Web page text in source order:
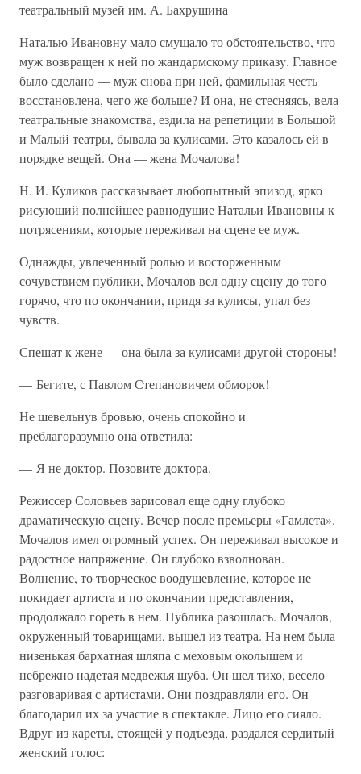
театральный музей им. А. Бахрушина
Наталью Ивановну мало смущало то обстоятельство, что
муж возвращен к ней по жандармскому приказу. Главное
было сделано — муж снова при ней, фамильная честь
восстановлена, чего же больше? И она, не стесняясь, вела
театральные знакомства, ездила на репетиции в Большой
и Малый театры, бывала за кулисами. Это казалось ей в
порядке вещей. Она — жена Мочалова!
Н. И. Куликов рассказывает любопытный эпизод, ярко
рисующий полнейшее равнодушие Натальи Ивановны к
потрясениям, которые переживал на сцене ее муж.
Однажды, увлеченный ролью и восторженным
сочувствием публики, Мочалов вел одну сцену до того
горячо, что по окончании, придя за кулисы, упал без
чувств.
Спешат к жене — она была за кулисами другой стороны!
— Бегите, с Павлом Степановичем обморок!
Не шевельнув бровью, очень спокойно и
преблагоразумно она ответила:
— Я не доктор. Позовите доктора.
Режиссер Соловьев зарисовал еще одну глубоко
драматическую сцену. Вечер после премьеры «Гамлета».
Мочалов имел огромный успех. Он переживал высокое и
радостное напряжение. Он глубоко взволнован.
Волнение, то творческое воодушевление, которое не
покидает артиста и по окончании представления,
продолжало гореть в нем. Публика разошлась. Мочалов,
окруженный товарищами, вышел из театра. На нем была
низенькая бархатная шляпа с меховым околышем и
небрежно надетая медвежья шуба. Он шел тихо, весело
разговаривая с артистами. Они поздравляли его. Он
благодарил их за участие в спектакле. Лицо его сияло.
Вдруг из кареты, стоящей у подъезда, раздался сердитый
женский голос: